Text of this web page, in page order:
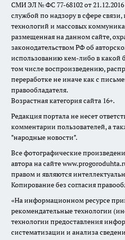
СМИ ЭЛ № ФС 77-68102 от
службой по надзору в сфере
технологий и массовых
размещенная на данном сайте,
законодательством РФ об
использованию кем-либо в какой
том числе воспроизведению,
переработке не иначе как с
правообладателя.
Возрастная категория сайта 16+.
Редакция портала не несет
комментарии пользователей, а
"народные новости".
Все фотографические
автора на сайте
правом и являются
Копирование без согласия
«На информационном ресурсе
рекомендательные технологии
технологии предоставления
систематизации и анализа